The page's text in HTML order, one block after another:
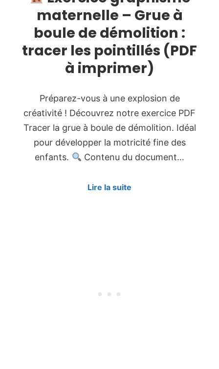
maternelle – Grue à
boule de démolition :
tracer les pointillés (PDF
à imprimer)
Préparez-vous à une explosion de
créativité ! Découvrez notre exercice PDF
Tracer la grue à boule de démolition. Idéal
pour développer la motricité fine des
enfants.
Contenu du document…
Lire la suite